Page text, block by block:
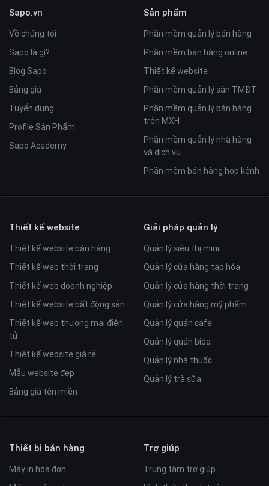
Sapo.vn
Về chúng tôi
Sapo là gì?
Blog Sapo
Bảng giá
Tuyển dụng
Profile Sản Phẩm
Sapo Academy
Sản phẩm
Phần mềm quản lý bán hàng
Phần mềm bán hàng online
Thiết kế website
Phần mềm quản lý sàn TMĐT
Phần mềm quản lý bán hàng
trên MXH
Phần mềm quản lý nhà hàng
và dịch vụ
Phần mềm bán hàng hợp kênh
Thiết kế website
Thiết kế website bán hàng
Thiết kế web thời trang
Thiết kế web doanh nghiệp
Thiết kế website bất động sản
Thiết kế web thương mại điện
tử
Thiết kế website giá rẻ
Mẫu website đẹp
Bảng giá tên miền
Giải pháp quản lý
Quản lý siêu thị mini
Quản lý cửa hàng tạp hóa
Quản lý cửa hàng thời trang
Quản lý cửa hàng mỹ phẩm
Quản lý quán cafe
Quản lý quán bida
Quản lý nhà thuốc
Quản lý trà sữa
Thiết bị bán hàng
Máy in hóa đơn
Trợ giúp
Trung tâm trợ giúp